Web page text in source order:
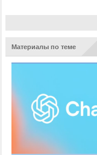
Материалы по теме